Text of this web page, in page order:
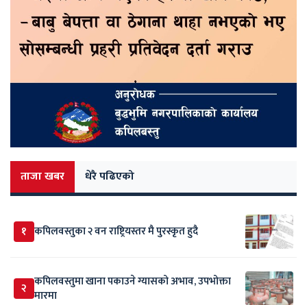
ताजा खबर धेरै पढिएको
१ कपिलवस्तुका २ वन राष्ट्रियस्तर मै पुरस्कृत हुदै
२ कपिलवस्तुमा खाना पकाउने ग्यासको अभाव, उपभोक्ता
मारमा